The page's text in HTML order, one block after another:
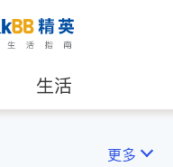
生活
更多